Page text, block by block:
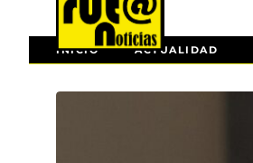
INICIO ACTUALIDAD